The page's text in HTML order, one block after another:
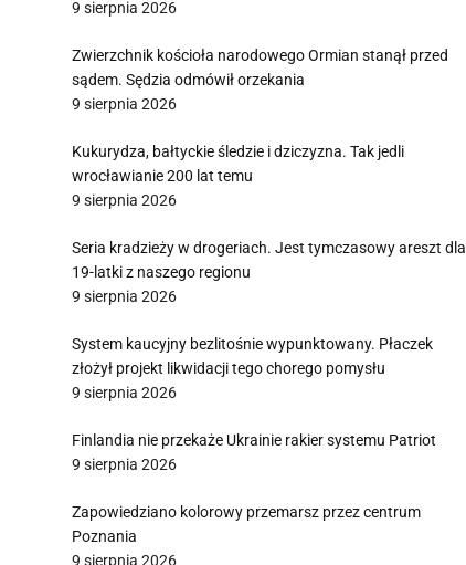
9 sierpnia 2026
Zwierzchnik kościoła narodowego Ormian stanął przed
sądem. Sędzia odmówił orzekania
9 sierpnia 2026
Kukurydza, bałtyckie śledzie i dziczyzna. Tak jedli
wrocławianie 200 lat temu
9 sierpnia 2026
Seria kradzieży w drogeriach. Jest tymczasowy areszt dla
19-latki z naszego regionu
9 sierpnia 2026
System kaucyjny bezlitośnie wypunktowany. Płaczek
złożył projekt likwidacji tego chorego pomysłu
9 sierpnia 2026
Finlandia nie przekaże Ukrainie rakier systemu Patriot
9 sierpnia 2026
Zapowiedziano kolorowy przemarsz przez centrum
Poznania
9 sierpnia 2026